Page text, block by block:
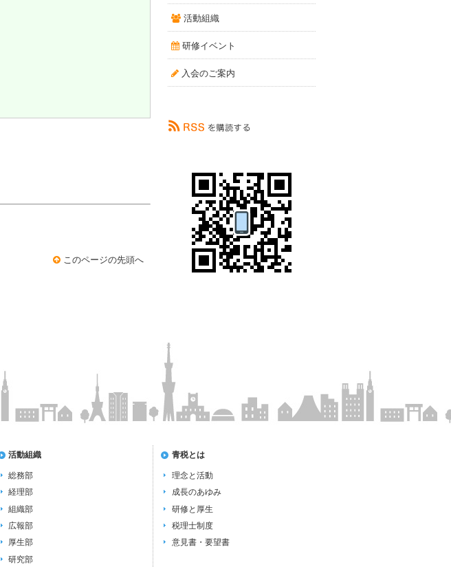
このページの先頭へ
活動組織
研修イベント
入会のご案内
活動組織
総務部
経理部
組織部
広報部
厚生部
研究部
青税とは
理念と活動
成長のあゆみ
研修と厚生
税理士制度
意見書・要望書